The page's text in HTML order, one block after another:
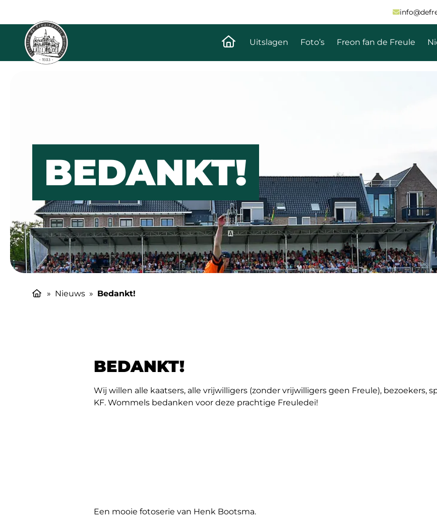
Naar de homepagina
Uitslagen Foto’s Freon fan de Freule
BEDANKT!
» Nieuws » Bedankt!
BEDANKT!
Wij willen alle kaatsers, alle vrijwilligers (zonder vrijwilligers geen Freule), bezoekers,
KF. Wommels bedanken voor deze prachtige Freuledei!
Een mooie fotoserie van Henk Bootsma.